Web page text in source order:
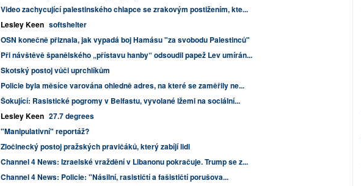
Video zachycující palestinského chlapce se zrakovým postižením, kte...
Lesley Keen softshelter
OSN konečně přiznala, jak vypadá boj Hamásu "za svobodu Palestinců"
Při návštěvě španělského „přístavu hanby“ odsoudil papež Lev umírán...
Skotský postoj vůči uprchlíkům
Policie byla měsíce varována ohledně adres, na které se zaměřily ne...
Šokující: Rasistické pogromy v Belfastu, vyvolané lžemi na sociální...
Lesley Keen 27.7 degrees
"Manipulativní" reportáž?
Zločinecký postoj pražských pravičáků, který zabíjí lidi
Channel 4 News: Izraelské vraždění v Libanonu pokračuje. Trump se z...
Channel 4 News: Policie: "Násilní, rasističtí a fašističtí porušova...